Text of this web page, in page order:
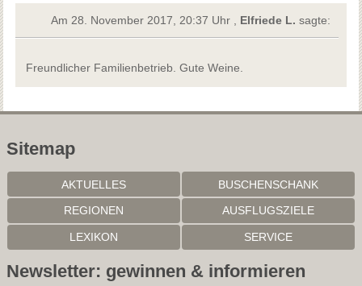
Am 28. November 2017, 20:37 Uhr , Elfriede L. sagte:
Freundlicher Familienbetrieb. Gute Weine.
Sitemap
AKTUELLES BUSCHENSCHANK
REGIONEN AUSFLUGSZIELE
LEXIKON SERVICE
Newsletter: gewinnen & informieren